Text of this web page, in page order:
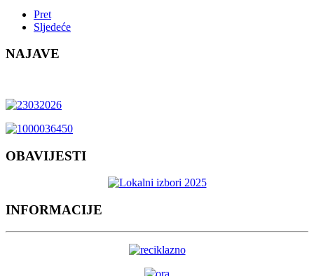
Pret
Sljedeće
NAJAVE
OBAVIJESTI
INFORMACIJE